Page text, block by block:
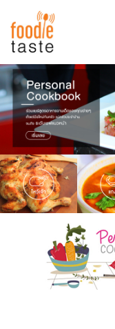
สูตรอาหาร
สูตรอาหารล่า
Top Foodie
พาไปชิม
สารพันก้นครัว
เคล็ดลับน่ารู้
เปรียบเทียบ
เปรียบเทียบ
เปรียบเทียบ
FoodPedia
สร้าง